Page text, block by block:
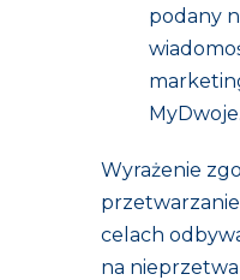
podany
MyDwoje.
Wyrażenie
celach
na